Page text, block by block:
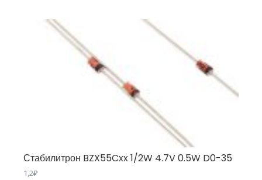
Стабилитрон BZX55Cxx 1/2W 4.7V 0.5W D0-35
1,2₽